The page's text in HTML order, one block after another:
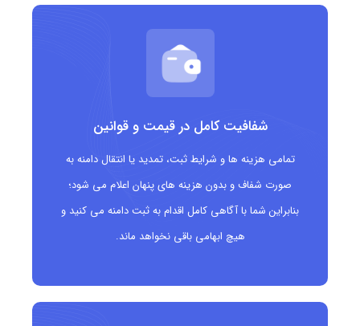
کمپین‌ها و پروژه‌های بازاریابی غیررسمی و جسورانه
وب‌سایت‌هایی که به دنبال جذب توجه و ایجاد تمایز
شفافیت کامل در قیمت و قوانین
تمامی هزینه ها و شرایط ثبت، تمدید یا انتقال دامنه به
صورت شفاف و بدون هزینه های پنهان اعلام می شود؛
بنابراین شما با آگاهی کامل اقدام به ثبت دامنه می کنید و
هیچ ابهامی باقی نخواهد ماند.